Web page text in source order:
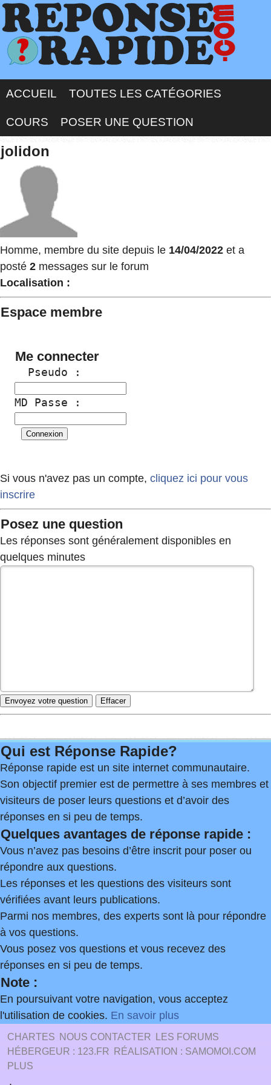
ACCUEIL TOUTES LES CATÉGORIES
COURS POSER UNE QUESTION
jolidon
Homme, membre du site depuis le 14/04/2022 et a
posté 2 messages sur le forum
Localisation :
Espace membre
Me connecter
  Pseudo :
MD Passe :
Si vous n'avez pas un compte, cliquez ici pour vous
inscrire
Posez une question
Les réponses sont généralement disponibles en
quelques minutes
Qui est Réponse Rapide?
Réponse rapide est un site internet communautaire.
Son objectif premier est de permettre à ses membres et
visiteurs de poser leurs questions et d’avoir des
réponses en si peu de temps.
Quelques avantages de réponse rapide :
Vous n’avez pas besoins d’être inscrit pour poser ou
répondre aux questions.
Les réponses et les questions des visiteurs sont
vérifiées avant leurs publications.
Parmi nos membres, des experts sont là pour répondre
à vos questions.
Vous posez vos questions et vous recevez des
réponses en si peu de temps.
Note :
En poursuivant votre navigation, vous acceptez
l'utilisation de cookies. En savoir plus
CHARTES NOUS CONTACTER
LES FORUMS
HÉBERGEUR : 123.FR
RÉALISATION : SAMOMOI.COM
PLUS
.